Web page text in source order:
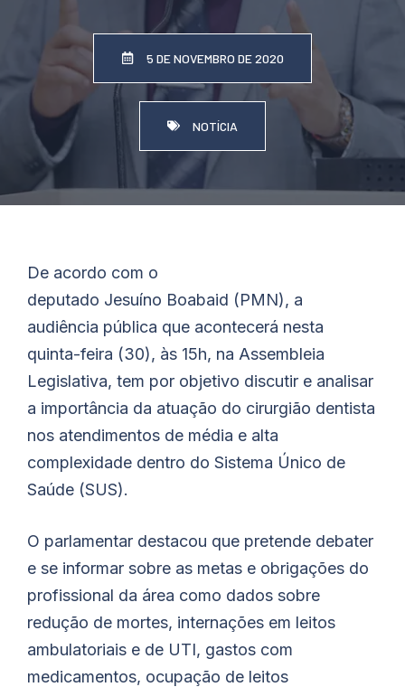
5 DE NOVEMBRO DE 2020
NOTÍCIA
De acordo com o
deputado Jesuíno Boabaid (PMN), a
audiência pública que acontecerá nesta
quinta-feira (30), às 15h, na Assembleia
Legislativa, tem por objetivo discutir e analisar
a importância da atuação do cirurgião dentista
nos atendimentos de média e alta
complexidade dentro do Sistema Único de
Saúde (SUS).
O parlamentar destacou que pretende debater
e se informar sobre as metas e obrigações do
profissional da área como dados sobre
redução de mortes, internações em leitos
ambulatoriais e de UTI, gastos com
medicamentos, ocupação de leitos